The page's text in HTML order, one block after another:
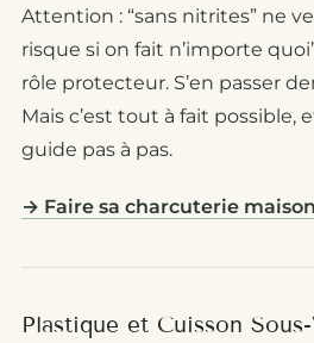
Attention : “sans nitrites” ne
risque si on fait n’importe
rôle protecteur. S’en passer
Mais c’est tout à fait possible,
guide pas à pas.
→ Faire sa charcuterie
Plastique et Cuisson